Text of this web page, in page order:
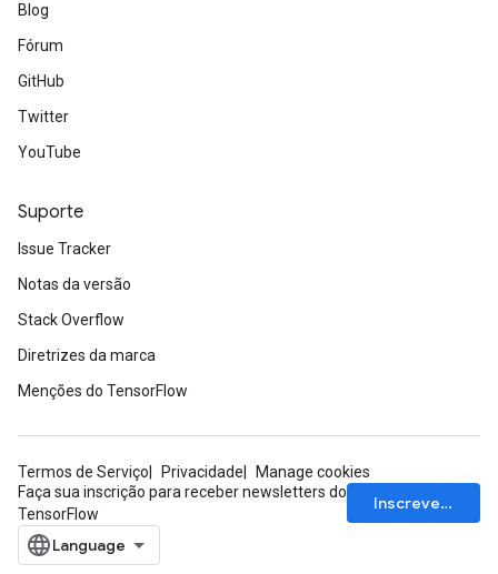
Blog
Fórum
GitHub
Twitter
YouTube
Suporte
Issue Tracker
Notas da versão
Stack Overflow
Diretrizes da marca
Menções do TensorFlow
Termos de Serviço Privacidade
Manage cookies
Faça sua inscrição para receber newsletters do
TensorFlow
Inscrever-se